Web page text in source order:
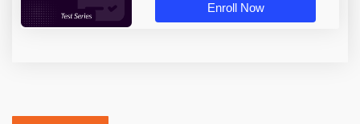
Enroll Now